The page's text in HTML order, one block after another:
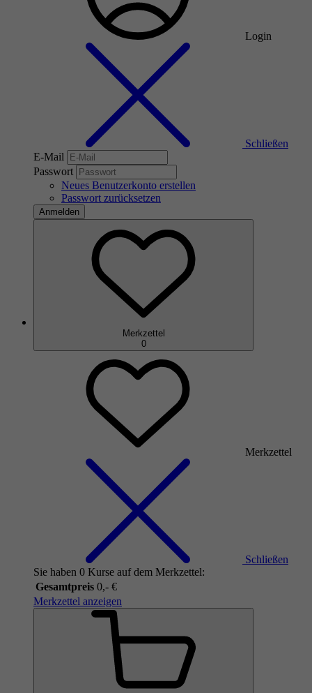
Login
Schließen
E-Mail
Passwort
Neues Benutzerkonto erstellen
Passwort zurücksetzen
Anmelden
Merkzettel
0
Merkzettel
Schließen
Sie haben 0 Kurse auf dem Merkzettel:
Gesamtpreis 0,- €
Merkzettel anzeigen